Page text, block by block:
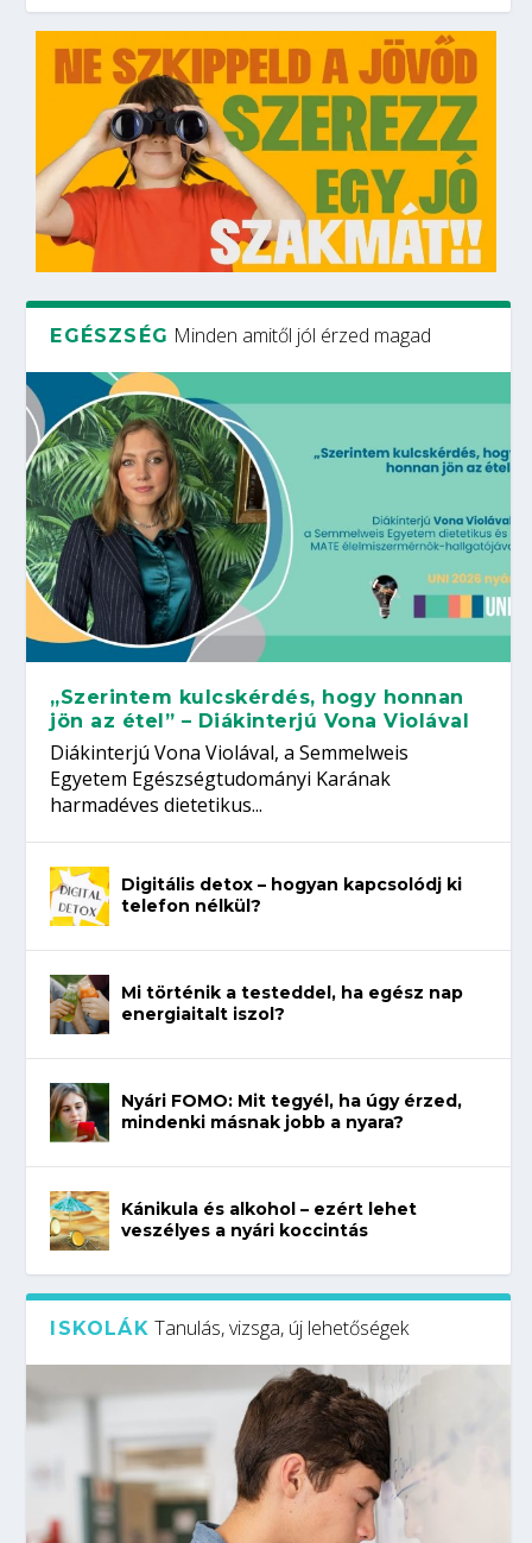
EGÉSZSÉG Minden amitől jól érzed magad
„Szerintem kulcskérdés, hogy honnan
jön az étel” – Diákinterjú Vona Violával
Diákinterjú Vona Violával, a Semmelweis
Egyetem Egészségtudományi Karának
harmadéves dietetikus...
Digitális detox – hogyan kapcsolódj ki
telefon nélkül?
Mi történik a testeddel, ha egész nap
energiaitalt iszol?
Nyári FOMO: Mit tegyél, ha úgy érzed,
mindenki másnak jobb a nyara?
Kánikula és alkohol – ezért lehet
veszélyes a nyári koccintás
ISKOLÁK Tanulás, vizsga, új lehetőségek